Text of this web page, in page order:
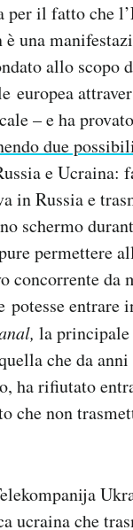
per il fatto che
è una
allo scopo
europea
– e ha
due
e Ucraina:
in Russia e
schermo
permettere
concorrente da
potesse entrare
la
che da anni
ha rifiutato
che non
ucraina che